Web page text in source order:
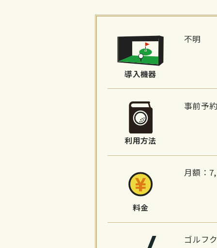
導入機器
不明
利用方法
事前予
料金
月額：
ゴルフ